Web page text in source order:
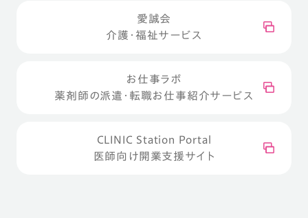
愛誠会
介護・福祉サービス
お仕事ラボ
薬剤師の派遣・転職お仕事紹介サービス
CLINIC Station Portal
医師向け開業支援サイト